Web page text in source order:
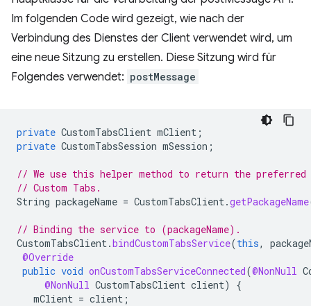
Im folgenden Code wird gezeigt, wie nach der
Verbindung des Dienstes der Client verwendet wird, um
eine neue Sitzung zu erstellen. Diese Sitzung wird für
Folgendes verwendet: postMessage
private CustomTabsClient mClient ;
private CustomTabsSession mSession ;
// We use this helper method to return the preferred
// Custom Tabs.
String packageName = CustomTabsClient.getPackageName
// Binding the service to (packageName).
CustomTabsClient.bindCustomTabsService(this,
@Override
public void onCustomTabsServiceConnected(@NonNull
@NonNull CustomTabsClient client)
{
mClient = client ;